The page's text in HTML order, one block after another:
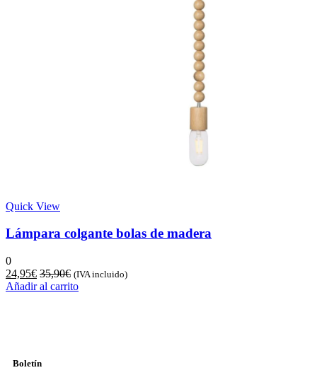
Quick View
Lámpara colgante bolas de madera
0
24,95€ 35,90€ (IVA incluido)
Añadir al carrito
Boletín